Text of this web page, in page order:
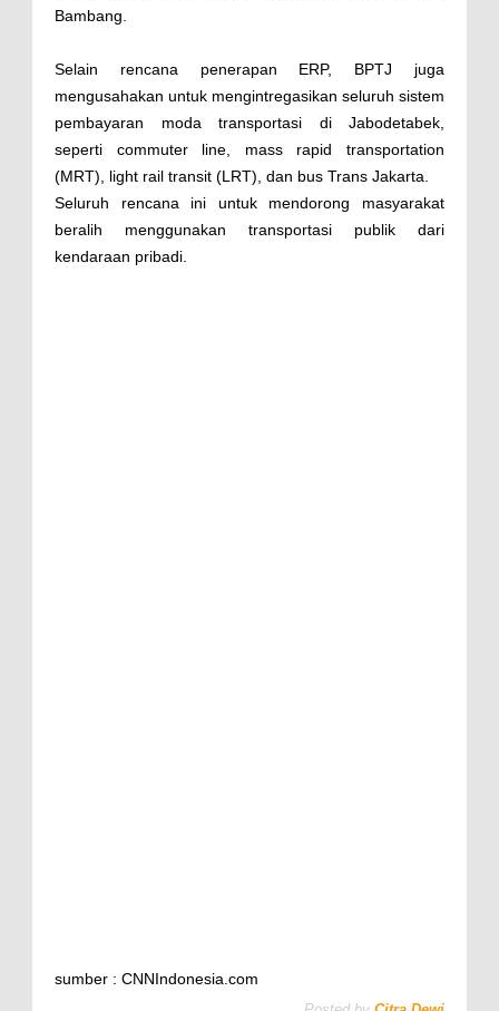
Bambang.
Selain rencana penerapan ERP, BPTJ juga
mengusahakan untuk mengintregasikan seluruh sistem
pembayaran moda transportasi di Jabodetabek,
seperti commuter line, mass rapid transportation
(MRT), light rail transit (LRT), dan bus Trans Jakarta.
Seluruh rencana ini untuk mendorong masyarakat
beralih menggunakan transportasi publik dari
kendaraan pribadi.
sumber : CNNIndonesia.com